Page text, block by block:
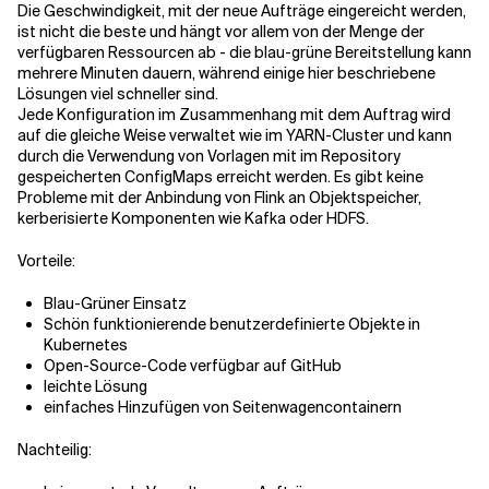
Die Geschwindigkeit, mit der neue Aufträge eingereicht werden,
ist nicht die beste und hängt vor allem von der Menge der
verfügbaren Ressourcen ab - die blau-grüne Bereitstellung kann
mehrere Minuten dauern, während einige hier beschriebene
Lösungen viel schneller sind.
Jede Konfiguration im Zusammenhang mit dem Auftrag wird
auf die gleiche Weise verwaltet wie im YARN-Cluster und kann
durch die Verwendung von Vorlagen mit im Repository
gespeicherten ConfigMaps erreicht werden. Es gibt keine
Probleme mit der Anbindung von Flink an Objektspeicher,
kerberisierte Komponenten wie Kafka oder HDFS.
Vorteile:
Blau-Grüner Einsatz
Schön funktionierende benutzerdefinierte Objekte in
Kubernetes
Open-Source-Code verfügbar auf GitHub
leichte Lösung
einfaches Hinzufügen von Seitenwagencontainern
Nachteilig: